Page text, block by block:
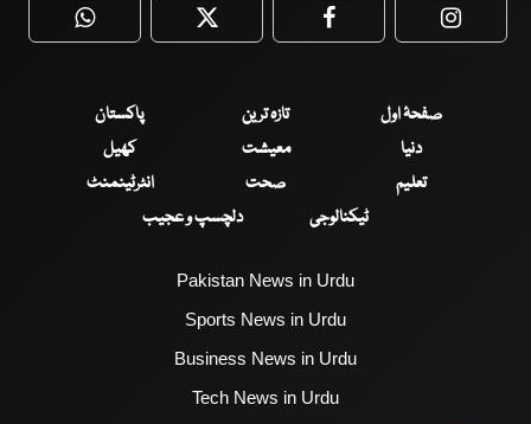
WhatsApp Twitter Facebook
صفحۂ اول تازہ ترین
پاکستان
دنیا
معیشت
کھیل
تعلیم
صحت
انٹرٹینمنٹ
ٹیکنالوجی
دلچسپ و عجیب
Pakistan News in Urdu
Sports News in Urdu
Business News in Urdu
Tech News in Urdu